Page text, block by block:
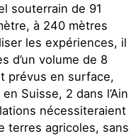
souterrain de 91
à 240 mètres
les expériences, il
d’un volume de 8
prévus en surface,
Suisse, 2 dans l’Ain
nécessiteraient
terres agricoles, sans